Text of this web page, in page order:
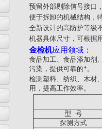
预留外部剔除信号接口
便于拆卸的机械结构，
全新设计的高防护等级
机器具体尺寸，可根据
金检机应用领域：
食品加工、食品添加剂
污染，提供可靠的*。
检测塑料、纺织、木材
用，提高工作效率。
型 号
探测方式